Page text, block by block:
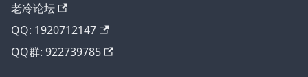
老冷论坛
QQ: 1920712147
QQ群: 922739785